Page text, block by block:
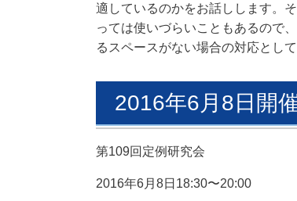
適しているのかをお話しします。
っては使いづらいこともあるので、
るスペースがない場合の対応として
2016年6月8日開
第109回定例研究会
2016年6月8日18:30〜20:00